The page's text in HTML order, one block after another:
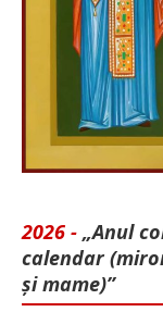
2026 - „Anul
calendar
și mame)”